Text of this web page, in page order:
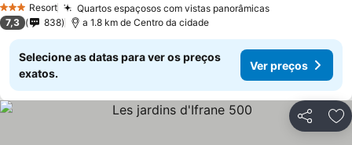
3 EstrelasResort Quartos espaçosos com vistas panorâmicasVer preços
7,3 838 a 1.8 km de Centro da cidade
Selecione as datas para ver os preços
exatos.
Ver preços
Partilhar